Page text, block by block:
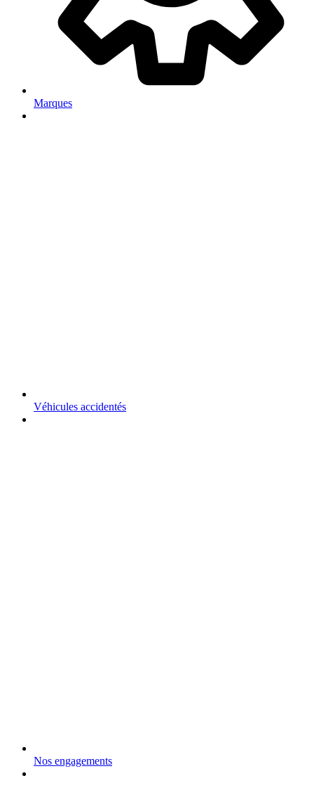
Marques
Véhicules accidentés
Nos engagements